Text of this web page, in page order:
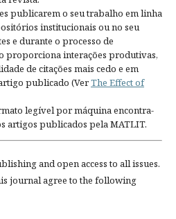
publicarem o seu trabalho em linha
institucionais ou no seu
e durante o processo de
proporciona interações produtivas,
de citações mais cedo e em
publicado (VerThe Effect of
legível por máquina encontra-
artigos publicados pela MATLIT.
and open access to all issues.
journal agree to the following